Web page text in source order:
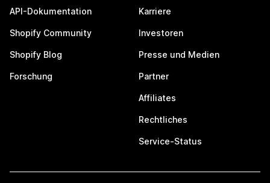
API-Dokumentation
Shopify Community
Shopify Blog
Forschung
Karriere
Investoren
Presse und Medien
Partner
Affiliates
Rechtliches
Service-Status